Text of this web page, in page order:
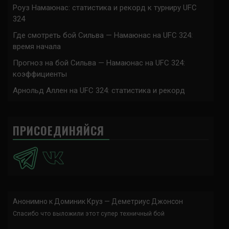
Роуз Намаюнас: статистика и рекорд к турниру UFC
324
Где смотреть бой Сильва — Намаюнас на UFC 324:
время начала
Прогноз на бой Сильва — Намаюнас на UFC 324:
коэффициенты
Арнольд Аллен на UFC 324: статистика и рекорд
ПРИСОЕДИНЯЙСЯ
Анонимно к Доминик Круз — Деметриус Джонсон
Спасибо что выложили этот супер техничный бой